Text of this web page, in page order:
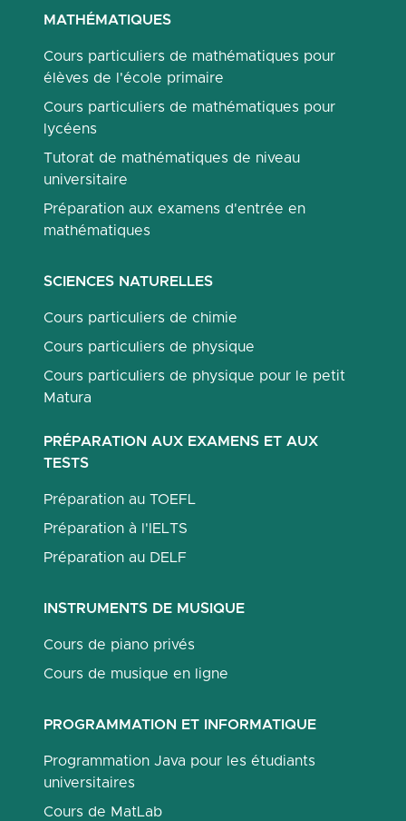
MATHÉMATIQUES
Cours particuliers de mathématiques pour
élèves de l'école primaire
Cours particuliers de mathématiques pour
lycéens
Tutorat de mathématiques de niveau
universitaire
Préparation aux examens d'entrée en
mathématiques
SCIENCES NATURELLES
Cours particuliers de chimie
Cours particuliers de physique
Cours particuliers de physique pour le petit
Matura
PRÉPARATION AUX EXAMENS ET AUX
TESTS
Préparation au TOEFL
Préparation à l'IELTS
Préparation au DELF
INSTRUMENTS DE MUSIQUE
Cours de piano privés
Cours de musique en ligne
PROGRAMMATION ET INFORMATIQUE
Programmation Java pour les étudiants
universitaires
Cours de MatLab